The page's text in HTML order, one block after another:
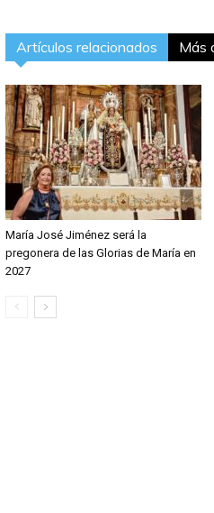
Artículos relacionados Más
María José Jiménez será la
pregonera de las Glorias de María en
2027